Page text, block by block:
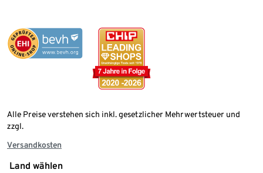
Alle Preise verstehen sich inkl. gesetzlicher Mehrwertsteuer und
zzgl.
Versandkosten
Land wählen